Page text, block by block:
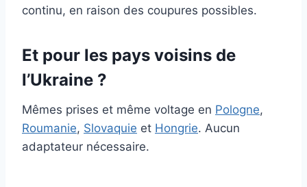
continu, en raison des coupures possibles.
Et pour les pays voisins de
l’Ukraine ?
Mêmes prises et même voltage en Pologne,
Roumanie, Slovaquie et Hongrie. Aucun
adaptateur nécessaire.